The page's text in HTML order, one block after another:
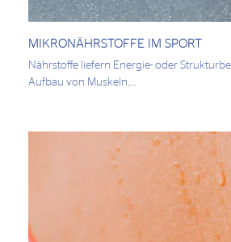
MIKRONÄHRSTOFFE IM SPORT
Nährstoffe liefern Energie- oder
Aufbau von Muskeln,…